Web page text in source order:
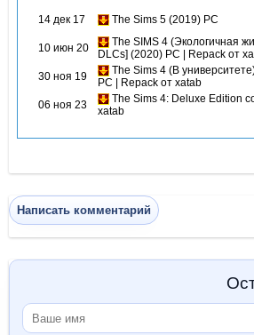
14 дек 17 The Sims 5 (2019) PC
10 июн 20
The SIMS 4 (Экологичная
DLCs] (2020) PC | Repack от
30 ноя 19
The Sims 4 (В
PC | Repack от xatab
06 ноя 23
The Sims 4: Deluxe Edition
xatab
Написать комментарий